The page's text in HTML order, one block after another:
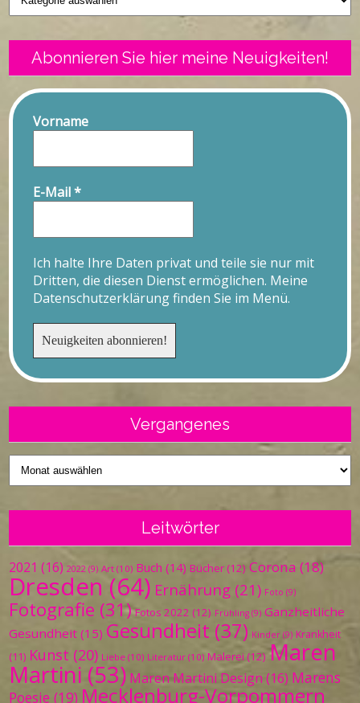
Abonnieren Sie hier meine Neuigkeiten!
Vorname
E-Mail*
Ich halte Ihre Daten privat und teile sie nur mit
Dritten, die diesen Dienst ermöglichen. Meine
Datenschutzerklärung finden Sie im Menü.
Vergangenes
Vergangenes
Leitwörter
2021 (16) 2022 (9) Art (10) Buch (14) Bücher (12) Corona (18)
Dresden (64) Ernährung (21) Foto (9)
Fotografie (31) Fotos 2022 (12) Frühling (9) Ganzheitliche
Gesundheit (15) Gesundheit (37) Kinder (9) Krankheit
(11) Kunst (20) Liebe (10) Literatur (10) Malerei (12) Maren
Martini (53) Maren Martini Design (16) Marens
Poesie (19) Mecklenburg-Vorpommern